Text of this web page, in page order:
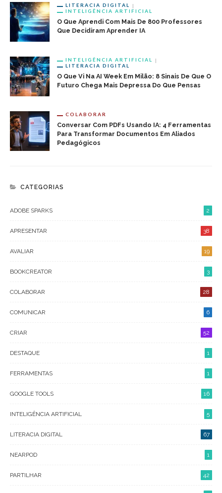
LITERACIA DIGITAL
INTELIGÊNCIA ARTIFICIAL
O Que Aprendi Com Mais De 800 Professores
Que Decidiram Aprender IA
INTELIGÊNCIA ARTIFICIAL
LITERACIA DIGITAL
O Que Vi Na AI Week Em Milão: 8 Sinais De Que O
Futuro Chega Mais Depressa Do Que Pensas
COLABORAR
Conversar Com PDFs Usando IA: 4 Ferramentas
Para Transformar Documentos Em Aliados
Pedagógicos
CATEGORIAS
ADOBE SPARKS 2
APRESENTAR 38
AVALIAR 19
BOOKCREATOR 3
COLABORAR 28
COMUNICAR 6
CRIAR 52
DESTAQUE 1
FERRAMENTAS 1
GOOGLE TOOLS 16
INTELIGÊNCIA ARTIFICIAL 5
LITERACIA DIGITAL 67
NEARPOD 1
PARTILHAR 42